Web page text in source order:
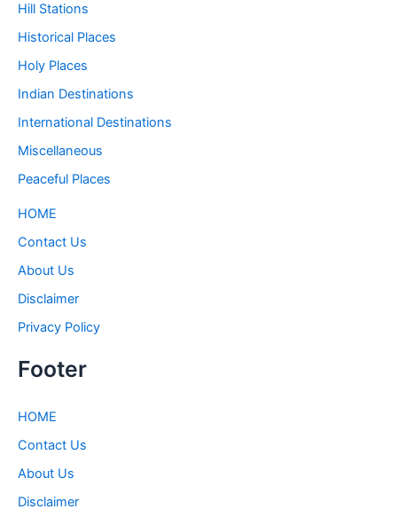
Hill Stations
Historical Places
Holy Places
Indian Destinations
International Destinations
Miscellaneous
Peaceful Places
HOME
Contact Us
About Us
Disclaimer
Privacy Policy
Footer
HOME
Contact Us
About Us
Disclaimer